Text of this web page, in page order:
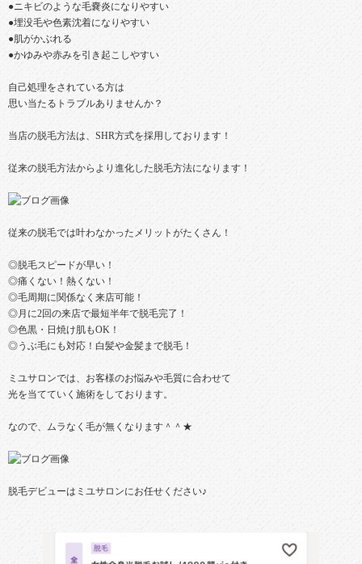
●ニキビのような毛嚢炎になりやすい
●埋没毛や色素沈着になりやすい
●肌がかぶれる
●かゆみや赤みを引き起こしやすい
自己処理をされている方は
思い当たるトラブルありませんか？
当店の脱毛方法は、SHR方式を採用しております！
従来の脱毛方法からより進化した脱毛方法になります！
従来の脱毛では叶わなかったメリットがたくさん！
◎脱毛スピードが早い！
◎痛くない！熱くない！
◎毛周期に関係なく来店可能！
◎月に2回の来店で最短半年で脱毛完了！
◎色黒・日焼け肌もOK！
◎うぶ毛にも対応！白髪や金髪まで脱毛！
ミユサロンでは、お客様のお悩みや毛質に合わせて
光を当てていく施術をしております。
なので、ムラなく毛が無くなります＾＾★
脱毛デビューはミユサロンにお任せください♪